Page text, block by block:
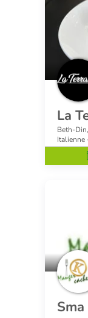
La
Beth-
Italienne